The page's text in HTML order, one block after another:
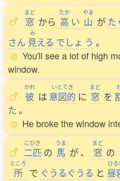
まど
窓 から
たか
高 い
やま
山 がた
さん
み
見える でしょ う 。
You'll see a lot of high
window.
かれ
彼 は
いとてき
意図的 に
まど
窓 を
た。
He broke the window
にひき
二匹 の
うま
馬 が、
まど
窓 の
ところ
所 で ぐうるぐうる と
ひる
昼